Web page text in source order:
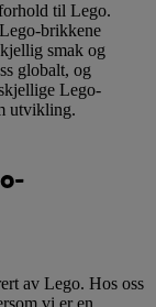
til Lego.
brikkene
smak og
globalt, og
Lego-
utvikling.
av Lego. Hos oss
vi er en